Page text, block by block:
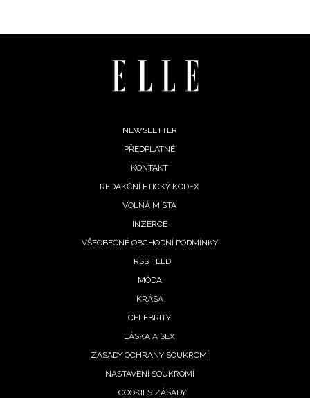
NEWSLETTER
PŘEDPLATNÉ
KONTAKT
REDAKČNÍ ETICKÝ KODEX
VOLNÁ MÍSTA
INZERCE
VŠEOBECNÉ OBCHODNÍ PODMÍNKY
RSS FEED
MÓDA
KRÁSA
CELEBRITY
LÁSKA A SEX
ZÁSADY OCHRANY SOUKROMÍ
NASTAVENÍ SOUKROMÍ
COOKIES ZÁSADY